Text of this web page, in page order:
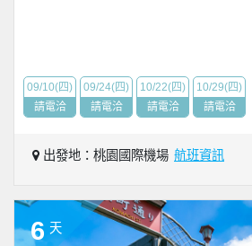
09/10(四)
請電洽
09/24(四)
請電洽
10/22(四)
請電洽
10/29(四)
請電洽
出發地：桃園國際機場 航班資訊
6 天